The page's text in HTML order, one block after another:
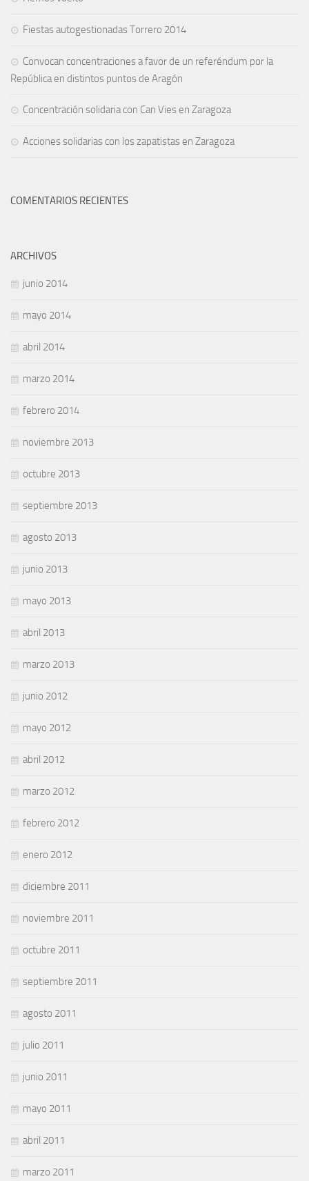
Fiestas autogestionadas Torrero 2014
Convocan concentraciones a favor de un referéndum por la
República en distintos puntos de Aragón
Concentración solidaria con Can Vies en Zaragoza
Acciones solidarias con los zapatistas en Zaragoza
COMENTARIOS RECIENTES
ARCHIVOS
junio 2014
mayo 2014
abril 2014
marzo 2014
febrero 2014
noviembre 2013
octubre 2013
septiembre 2013
agosto 2013
junio 2013
mayo 2013
abril 2013
marzo 2013
junio 2012
mayo 2012
abril 2012
marzo 2012
febrero 2012
enero 2012
diciembre 2011
noviembre 2011
octubre 2011
septiembre 2011
agosto 2011
julio 2011
junio 2011
mayo 2011
abril 2011
marzo 2011